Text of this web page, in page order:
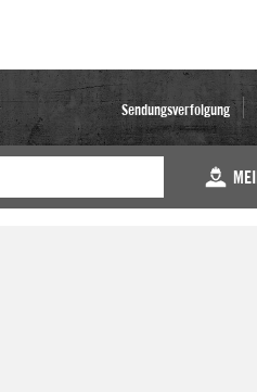
Sendungsverfolgung